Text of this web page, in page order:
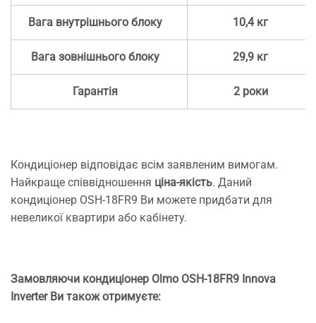
Вага внутрішнього блоку 10,4 кг
Вага зовнішнього блоку 29,9 кг
Гарантія 2 роки
Кондиціонер відповідає всім заявленим вимогам.
Найкраще співвідношення ціна-якість. Даний
кондиціонер OSH-18FR9 Ви можете придбати для
невеликої квартири або кабінету.
Замовляючи кондиціонер Olmo OSH-18FR9 Innova
Inverter Ви також отримуєте: